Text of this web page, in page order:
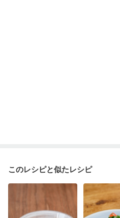
このレシピと似たレシピ